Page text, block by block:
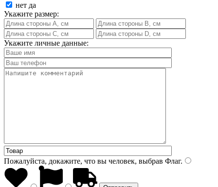
нет да
Укажите размер:
Укажите личные данные:
Пожалуйста, докажите, что вы человек, выбрав Флаг.